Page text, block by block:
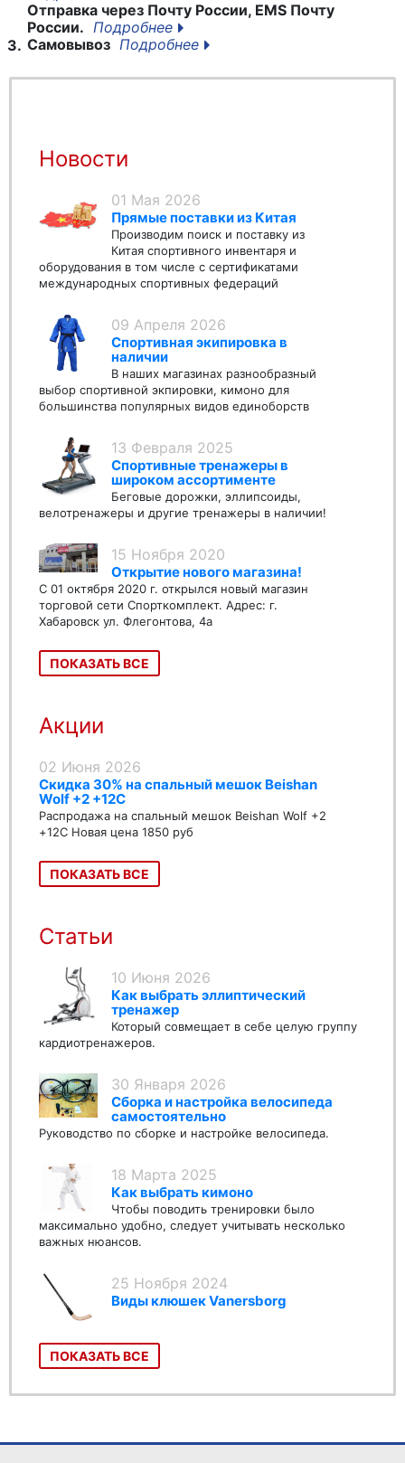
Отправка через Почту России, EMS Почту
России. Подробнее
3. Самовывоз Подробнее
Новости
01 Мая 2026
Прямые поставки из Китая
Производим поиск и поставку из
Китая спортивного инвентаря и
оборудования в том числе с сертификатами
международных спортивных федераций
09 Апреля 2026
Спортивная экипировка в
наличии
В наших магазинах разнообразный
выбор спортивной экпировки, кимоно для
большинства популярных видов единоборств
13 Февраля 2025
Спортивные тренажеры в
широком ассортименте
Беговые дорожки, эллипсоиды,
велотренажеры и другие тренажеры в наличии!
15 Ноября 2020
Открытие нового магазина!
С 01 октября 2020 г. открылся новый магазин
торговой сети Спорткомплект. Адрес: г.
Хабаровск ул. Флегонтова, 4а
ПОКАЗАТЬ ВСЕ
Акции
02 Июня 2026
Скидка 30% на спальный мешок Beishan
Wolf +2 +12C
Распродажа на спальный мешок Beishan Wolf +2
+12C Новая цена 1850 руб
ПОКАЗАТЬ ВСЕ
Статьи
10 Июня 2026
Как выбрать эллиптический
тренажер
Который совмещает в себе целую группу
кардиотренажеров.
30 Января 2026
Сборка и настройка велосипеда
самостоятельно
Руководство по сборке и настройке велосипеда.
18 Марта 2025
Как выбрать кимоно
Чтобы поводить тренировки было
максимально удобно, следует учитывать несколько
важных нюансов.
25 Ноября 2024
Виды клюшек Vanersborg
ПОКАЗАТЬ ВСЕ